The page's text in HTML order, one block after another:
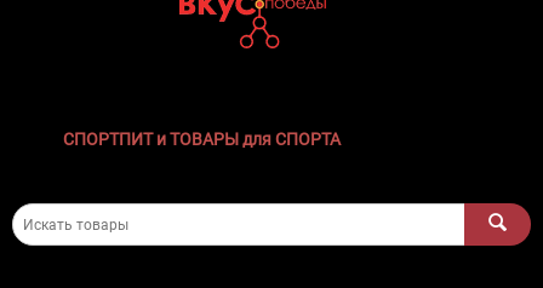
СПОРТПИТ и ТОВАРЫ для СПОРТА